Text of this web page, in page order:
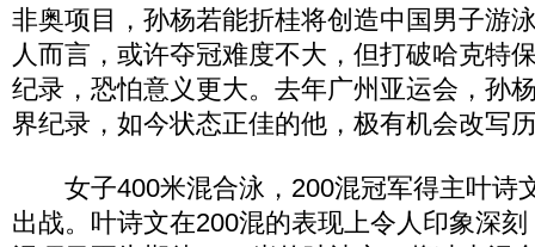
非奥项目，孙杨若能折桂将创造中国男子游
人而言，或许夺冠难度不大，但打破哈克特
纪录，恐怕意义更大。去年广州亚运会，孙
界纪录，如今状态正佳的他，极有机会改写
女子400米混合泳，200混冠军得主叶诗
出战。叶诗文在200混的表现上令人印象深